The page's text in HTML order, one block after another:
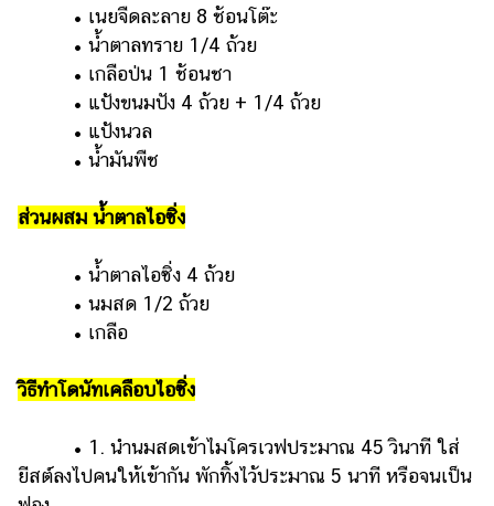
• เนยจืดละลาย 8 ช้อนโต๊ะ
• น้ำตาลทราย 1/4 ถ้วย
• เกลือป่น 1 ช้อนชา
• แป้งขนมปัง 4 ถ้วย + 1/4 ถ้วย
• แป้งนวล
• น้ำมันพืช
ส่วนผสม น้ำตาลไอซิ่ง
• น้ำตาลไอซิ่ง 4 ถ้วย
• นมสด 1/2 ถ้วย
• เกลือ
วิธีทำโดนัทเคลือบไอซิ่ง
• 1. นำนมสดเข้าไมโครเวฟประมาณ 45 วินาที ใส่
ยีสต์ลงไปคนให้เข้ากัน พักทิ้งไว้ประมาณ 5 นาที หรือจนเป็น